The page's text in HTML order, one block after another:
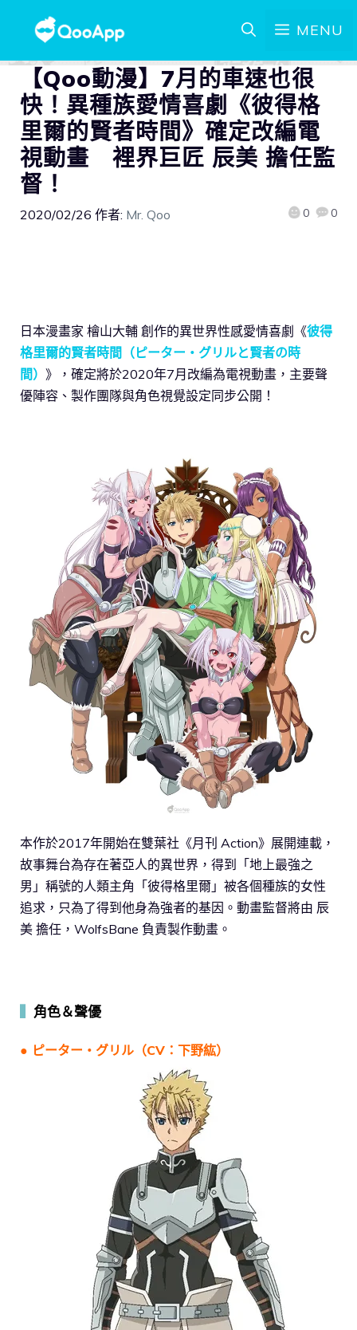
MENU
【Qoo動漫】7月的車速也很
快！異種族愛情喜劇《彼得格
里爾的賢者時間》確定改編電
視動畫 裡界巨匠 辰美 擔任監
督！
2020/02/26 作者: Mr. Qoo 0 0
日本漫畫家 檜山大輔 創作的異世界性感愛情喜劇《彼得
格里爾的賢者時間（ピーター・グリルと賢者の時
間） 》，確定將於2020年7月改編為電視動畫，主要聲
優陣容、製作團隊與角色視覺設定同步公開！
本作於2017年開始在雙葉社《月刊 Action》展開連載，
故事舞台為存在著亞人的異世界，得到「地上最強之
男」稱號的人類主角「彼得格里爾」被各個種族的女性
追求，只為了得到他身為強者的基因。動畫監督將由 辰
美 擔任，WolfsBane 負責製作動畫。
角色＆聲優
● ピーター・グリル（CV：下野紘）